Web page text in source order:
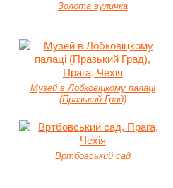
Золота вуличка
Музей в Лобковіцкому палаці
(Празький Град)
Вртбовський сад